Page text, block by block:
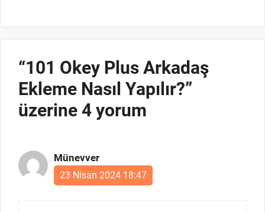
“101 Okey Plus Arkadaş
Ekleme Nasıl Yapılır?”
üzerine 4 yorum
Münevver
23 Nisan 2024 18:47